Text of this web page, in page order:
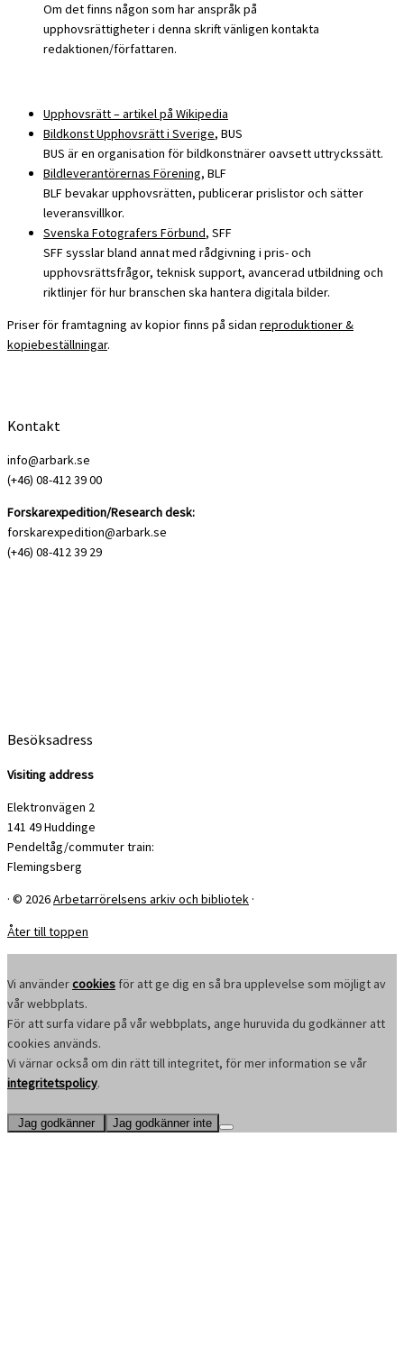
Om det finns någon som har anspråk på
upphovsrättigheter i denna skrift vänligen kontakta
redaktionen/författaren.
Upphovsrätt – artikel på Wikipedia
Bildkonst Upphovsrätt i Sverige, BUS
BUS är en organisation för bildkonstnärer oavsett uttryckssätt.
Bildleverantörernas Förening, BLF
BLF bevakar upphovsrätten, publicerar prislistor och sätter
leveransvillkor.
Svenska Fotografers Förbund, SFF
SFF sysslar bland annat med rådgivning i pris- och
upphovsrättsfrågor, teknisk support, avancerad utbildning och
riktlinjer för hur branschen ska hantera digitala bilder.
Priser för framtagning av kopior finns på sidan reproduktioner &
kopiebeställningar.
Kontakt
info@arbark.se
(+46) 08-412 39 00
Forskarexpedition/Research desk:
forskarexpedition@arbark.se
(+46) 08-412 39 29
Besöksadress
Visiting address
Elektronvägen 2
141 49 Huddinge
Pendeltåg/commuter train:
Flemingsberg
· © 2026Arbetarrörelsens arkiv och bibliotek ·
Åter till toppen
Vi användercookies för att ge dig en så bra upplevelse som möjligt av
vår webbplats.
För att surfa vidare på vår webbplats, ange huruvida du godkänner att
cookies används.
Vi värnar också om din rätt till integritet, för mer information se vår
integritetspolicy.
Jag godkänner Jag godkänner inte